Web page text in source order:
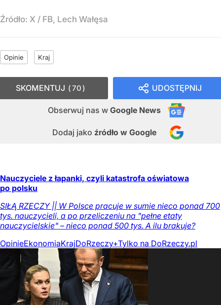
Źródło: X / FB, Lech Wałęsa
Opinie Kraj
UDOSTĘPNIJ
Obserwuj nas w Google News
Dodaj jako źródło w Google
SKOMENTUJ 70
Nauczyciele z łapanki, czyli katastrofa oświatowa
po polsku
SIŁĄ RZECZY || W Polsce pracuje w sumie nieco ponad 700
tys. nauczycieli, a po przeliczeniu na "pełne etaty
nauczycielskie" – nieco ponad 500 tys. A ilu brakuje?
OpinieEkonomiaKrajDoRzeczy+Tylko na DoRzeczy.pl